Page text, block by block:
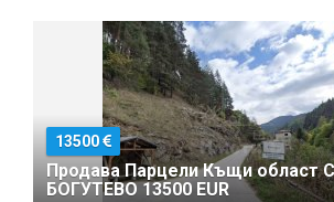
13500
Продава Парцели Къщи област
БОГУТЕВО 13500 EUR